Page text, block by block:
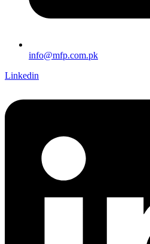
info@mfp.com.pk
Linkedin